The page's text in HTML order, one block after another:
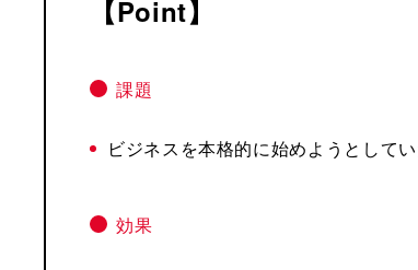
Point
課題
ビジネスを本格的に始めようとして
効果